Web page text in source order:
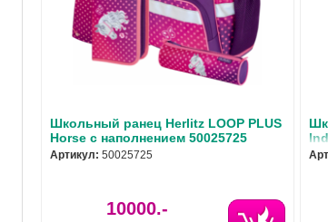
Школьный ранец Herlitz LOOP PLUS
Horse с наполнением 50025725
Артикул: 50025725
10000.-